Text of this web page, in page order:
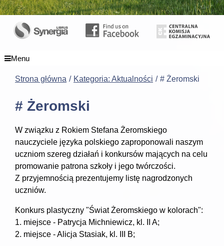
Menu
Strona główna Kategoria: Aktualności # Żeromski
# Żeromski
W związku z Rokiem Stefana Żeromskiego
nauczyciele języka polskiego zaproponowali naszym
uczniom szereg działań i konkursów mających na celu
promowanie patrona szkoły i jego twórczości.
Z przyjemnością prezentujemy listę nagrodzonych
uczniów.
Konkurs plastyczny "Świat Żeromskiego w kolorach":
1. miejsce - Patrycja Michniewicz, kl. II A;
2. miejsce - Alicja Stasiak, kl. III B;